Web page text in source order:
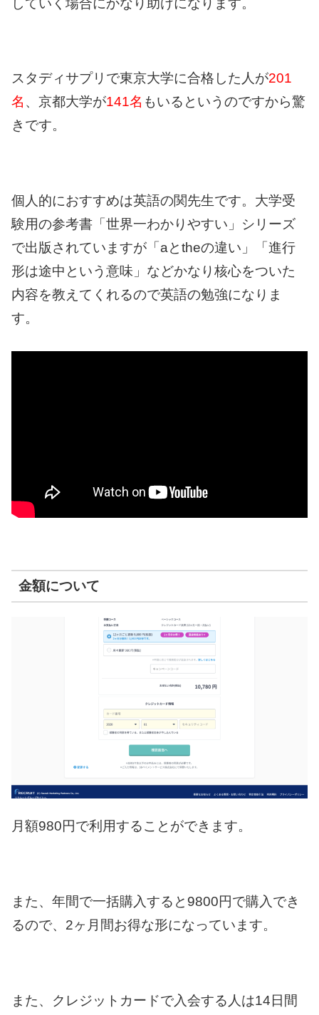
スタディサプリで東京大学に合格した人が201
名 、京都大学が141名 もいるというのですから驚
きです。
個人的におすすめは英語の関先生です。大学受
験用の参考書「世界一わかりやすい」シリーズ
で出版されていますが「aとtheの違い」「進行
形は途中という意味」などかなり核心をついた
内容を教えてくれるので英語の勉強になりま
す。
金額について
月額980円で利用することができます。
また、年間で一括購入すると9800円で購入でき
るので、2ヶ月間お得な形になっています。
また、クレジットカードで入会する人は14日間